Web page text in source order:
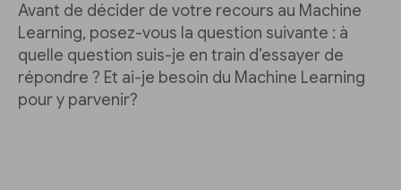
Avant de décider de votre recours au Machine
Learning, posez-vous la question suivante : à
quelle question suis-je en train d’essayer de
répondre ? Et ai-je besoin du Machine Learning
pour y parvenir?